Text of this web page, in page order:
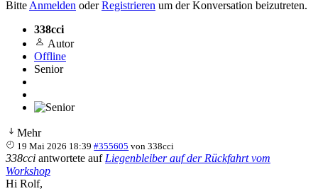
Bitte Anmelden oderRegistrieren um der Konversation beizutreten.
338cci
Autor
Offline
Senior
Mehr
19 Mai 2026 18:39 #355605 von338cci
338cci antwortete auf Liegenbleiber auf der Rückfahrt vom
Workshop
Hi Rolf,